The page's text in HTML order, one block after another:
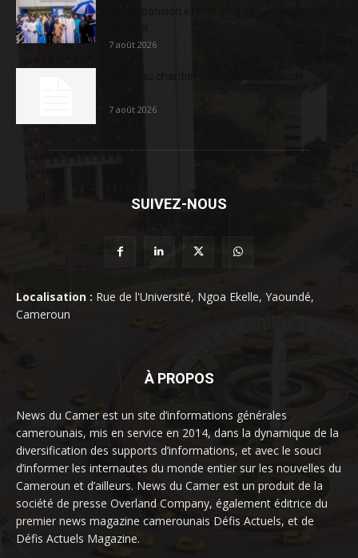
7 août 2026
7 août 2026
SUIVEZ-NOUS
Localisation : Rue de l'Université, Ngoa Ekelle, Yaoundé,
Cameroun
À PROPOS
News du Camer est un site d’informations générales
camerounais, mis en service en 2014, dans la dynamique de la
diversification des supports d’informations, et avec le souci
d’informer les internautes du monde entier sur les nouvelles du
Cameroun et d’ailleurs. News du Camer est un produit de la
société de presse Overland Company, également éditrice du
premier news magazine camerounais Défis Actuels, et de
Défis Actuels Magazine.